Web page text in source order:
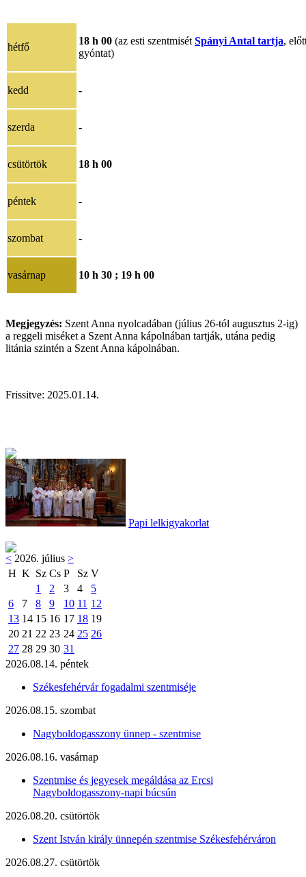
hétfő
18 h 00 (az esti szentmisét Spányi Antal tartja,
gyóntat)
kedd -
szerda -
csütörtök 18 h 00
péntek -
szombat -
vasárnap 10 h 30 ; 19 h 00
Megjegyzés: Szent Anna nyolcadában (július 26-tól augusztus 2-ig)
a reggeli miséket a Szent Anna kápolnában tartják, utána pedig
litánia szintén a Szent Anna kápolnában.
Frissitve: 2025.01.14.
Papi lelkigyakorlat
< 2026. július >
H K Sz Cs P Sz V
1
2 3 4
5
6
7 8 9 10 11 12
13 14 15 16 17 18 19
20 21 22 23 24 25 26
27 28 29 30 31
2026.08.14. péntek
Székesfehérvár fogadalmi szentmiséje
2026.08.15. szombat
Nagyboldogasszony ünnep - szentmise
2026.08.16. vasárnap
Szentmise és jegyesek megáldása az Ercsi
Nagyboldogasszony-napi búcsún
2026.08.20. csütörtök
Szent István király ünnepén szentmise Székesfehérváron
2026.08.27. csütörtök